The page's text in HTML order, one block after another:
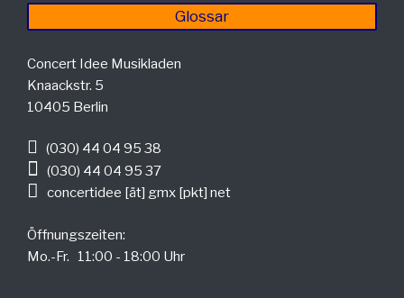
Glossar
Concert Idee Musikladen
Knaackstr. 5
10405 Berlin
(030) 44 04 95 38
(030) 44 04 95 37
concertidee [ät] gmx [pkt] net
Öffnungszeiten:
Mo.-Fr. 11:00 - 18:00 Uhr